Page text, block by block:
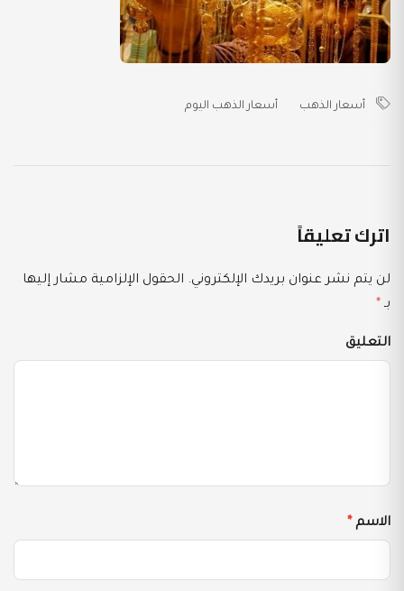
أسعار الذهب أسعار الذهب اليوم
اترك تعليقاً
لن يتم نشر عنوان بريدك الإلكتروني. الحقول الإلزامية مشار إليها
بـ *
التعليق
الاسم *